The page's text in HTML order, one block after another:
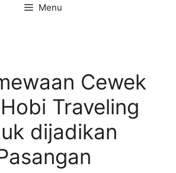
Menu
Cewek
Traveling
dijadikan